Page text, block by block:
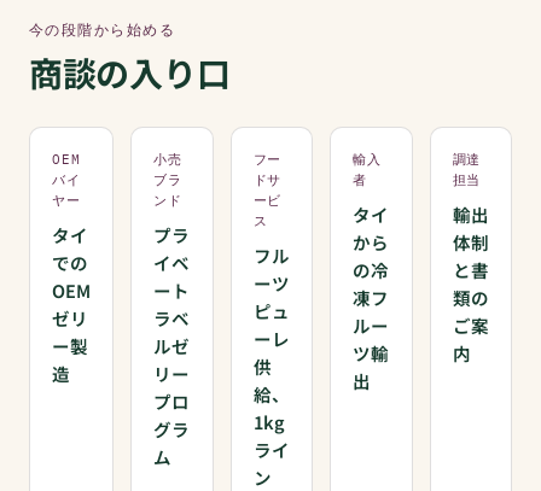
今の段階から始める
商談の入り口
OEM
バイ
ヤー
タイ
での
OEM
ゼリ
ー製
造
小売
ブラ
ンド
プラ
イベ
ート
ラベ
ルゼ
リー
プロ
グラ
ム
フー
ドサ
ービ
ス
フル
ーツ
ピュ
ーレ
供
給、
1kg
ライ
ン
輸入
者
タイ
から
の冷
凍フ
ルー
ツ輸
出
調達
担当
輸出
体制
と書
類の
ご案
内